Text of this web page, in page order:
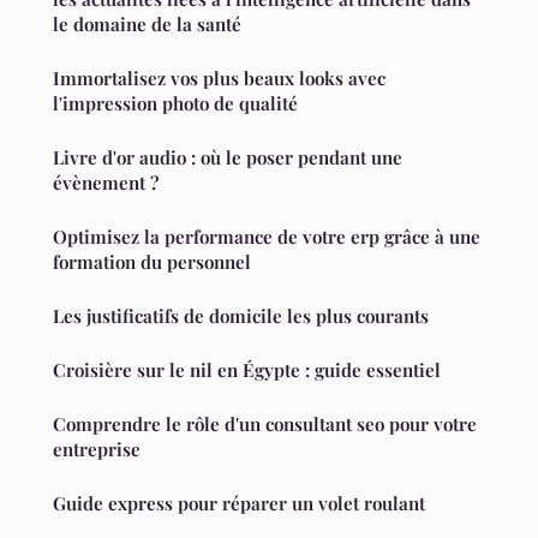
le domaine de la santé
Immortalisez vos plus beaux looks avec
l'impression photo de qualité
Livre d'or audio : où le poser pendant une
évènement ?
Optimisez la performance de votre erp grâce à une
formation du personnel
Les justificatifs de domicile les plus courants
Croisière sur le nil en Égypte : guide essentiel
Comprendre le rôle d'un consultant seo pour votre
entreprise
Guide express pour réparer un volet roulant